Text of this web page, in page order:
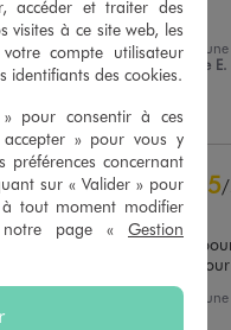
Ras
Avis du05/08/2026 , suite à
21/07/2026 parMarie Claude E.
Signaler
5/
Avis vérifié et récompensé
Un intemporel ! Petit plus
pression, super pratique
, suite à
accéder et traiter des
visites à ce site web, les
compte utilisateur
identifiants des cookies.
pour consentir à ces
» pour vous y
préférences concernant
sur « Valider » pour
tout moment modifier
notre page « Gestion